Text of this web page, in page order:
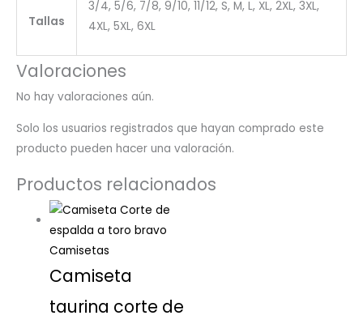
Tallas
3/4, 5/6, 7/8, 9/10, 11/12, S, M, L, XL, 2XL, 3XL,
4XL, 5XL, 6XL
Valoraciones
No hay valoraciones aún.
Solo los usuarios registrados que hayan comprado este
producto pueden hacer una valoración.
Productos relacionados
Camisetas
Camiseta
taurina corte de